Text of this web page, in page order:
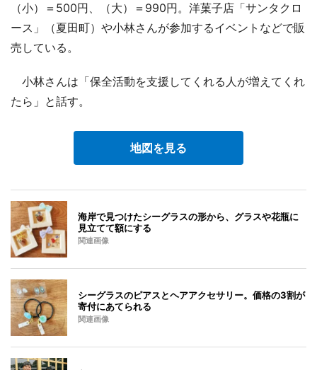
（小）＝500円、（大）＝990円。洋菓子店「サンタクロ
ース」（夏田町）や小林さんが参加するイベントなどで販
売している。
小林さんは「保全活動を支援してくれる人が増えてくれ
たら」と話す。
地図を見る
海岸で見つけたシーグラスの形から、グラスや花瓶に
見立てて額にする
関連画像
シーグラスのピアスとヘアアクセサリー。価格の3割が
寄付にあてられる
関連画像